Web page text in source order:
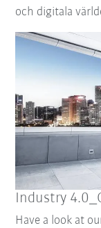
och digitala
Industry
Have a look at